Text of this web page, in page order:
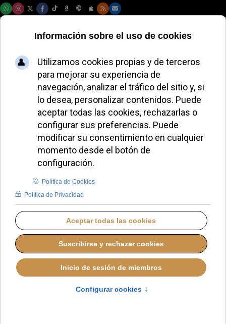
Supera un cáncer y
recupera la fe
gracias al joven
Marcelo Câmara
JAVIER RUIZ ARREGUI
IDENTIDAD CRISTIANA
LUNES, 17 NOVIEMBRE 2025 18:37